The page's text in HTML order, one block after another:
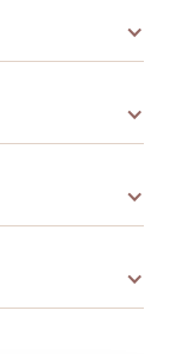
og
Frå Dåren
til
til Jonstein,